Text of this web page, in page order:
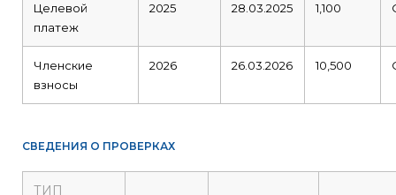
Целевой
платеж
2025 28.03.2025 1,100
Членские
взносы
2026 26.03.2026 10,500
СВЕДЕНИЯ О ПРОВЕРКАХ
ТИП